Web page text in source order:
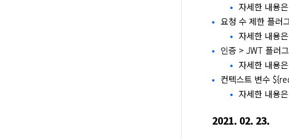
자세한 내용은
요청 수 제한 플러
자세한 내용은
인증 > JWT 플러
자세한 내용은
컨텍스트 변수
자세한 내용은
2021. 02. 23.